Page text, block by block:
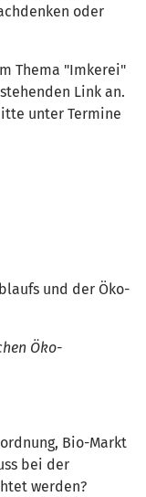
oder
Thema "Imkerei"
Link an.
unter Termine
und der Öko-
Öko-
Bio-Markt
bei der
werden?